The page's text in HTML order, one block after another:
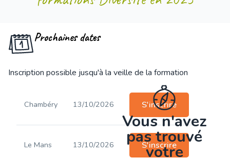
Prochaines dates
Inscription possible jusqu'à la veille de la formation
Chambéry 13/10/2026 S'inscrire
Le Mans 13/10/2026 S'inscrire
Vous n'avez
pas trouvé
votre